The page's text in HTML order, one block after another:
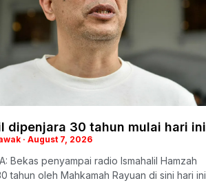
dipenjara 30 tahun mulai hari ini
August 7, 2026
Bekas penyampai radio Ismahalil Hamzah
tahun oleh Mahkamah Rayuan di sini hari ini